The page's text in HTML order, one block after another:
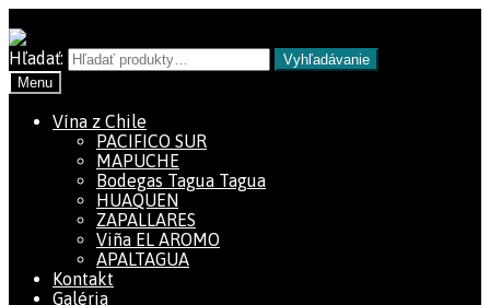
Hľadať:
Vyhľadávanie
Menu
Vína z Chile
PACIFICO SUR
MAPUCHE
Bodegas Tagua Tagua
HUAQUEN
ZAPALLARES
Viña EL AROMO
APALTAGUA
Kontakt
Galéria